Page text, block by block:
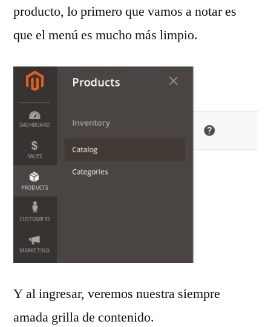
producto, lo primero que vamos a notar es
que el menú es mucho más limpio.
Y al ingresar, veremos nuestra siempre
amada grilla de contenido.